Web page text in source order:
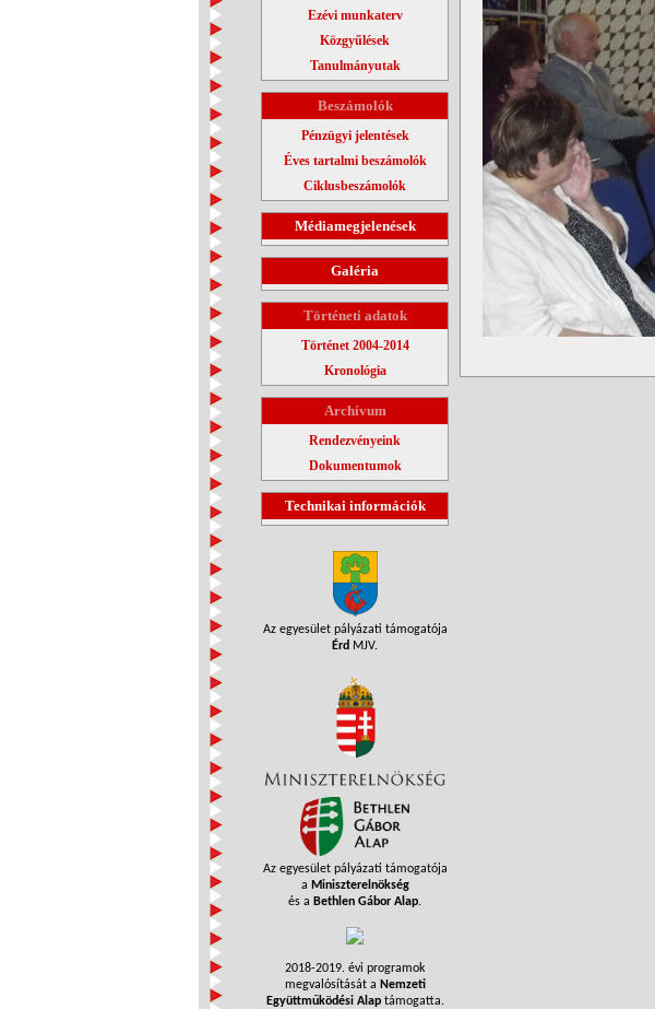
Ezévi munkaterv
Közgyűlések
Tanulmányutak
Beszámolók
Pénzügyi jelentések
Éves tartalmi beszámolók
Ciklusbeszámolók
Médiamegjelenések
Galéria
Történeti adatok
Történet 2004-2014
Kronológia
Archívum
Rendezvényeink
Dokumentumok
Technikai információk
Az egyesület pályázati támogatója
Érd MJV.
Az egyesület pályázati támogatója
a Miniszterelnökség
és a Bethlen Gábor Alap.
2018-2019. évi programok
megvalósítását a Nemzeti
Együttműködési Alaptámogatta.